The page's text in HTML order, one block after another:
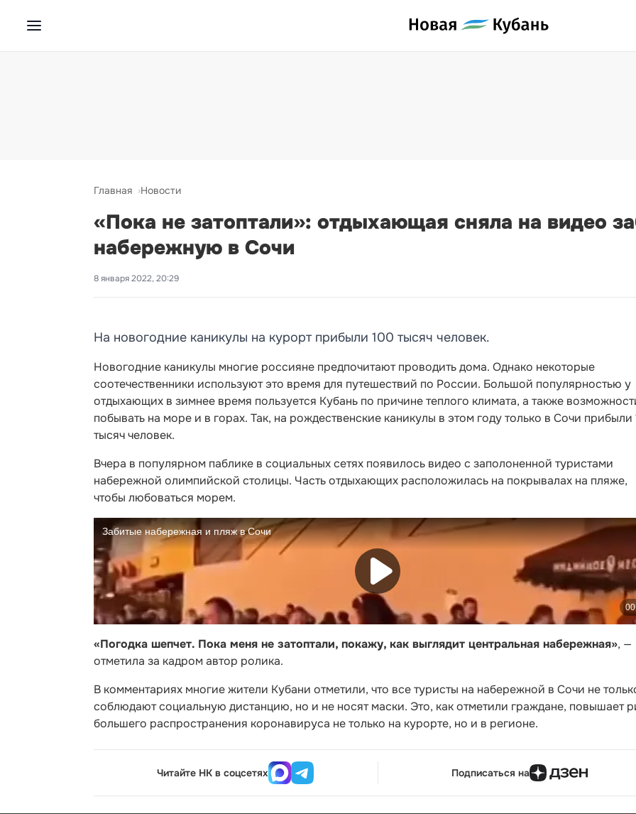
Главная Новости
«Пока не затоптали»: отдыхающая сняла на видео
набережную в Сочи
8 января 2022, 20:29
На новогодние каникулы на курорт прибыли 100 тысяч человек.
Новогодние каникулы многие россияне предпочитают проводить дома. Однако некоторые
соотечественники используют это время для путешествий по России. Большой популярностью у
отдыхающих в зимнее время пользуется Кубань по причине теплого климата, а также
побывать на море и в горах. Так, на рождественские каникулы в этом году только в Сочи прибыли
тысяч человек.
Вчера в популярном паблике в социальных сетях появилось видео с заполоненной туристами
набережной олимпийской столицы. Часть отдыхающих расположилась на покрывалах на пляже,
чтобы любоваться морем.
«Погодка шепчет. Пока меня не затоптали, покажу, как выглядит центральная набережная», —
отметила за кадром автор ролика.
В комментариях многие жители Кубани отметили, что все туристы на набережной в Сочи не
соблюдают социальную дистанцию, но и не носят маски. Это, как отметили граждане, повышает
большего распространения коронавируса не только на курорте, но и в регионе.
Читайте НК в соцсетях Подписаться на